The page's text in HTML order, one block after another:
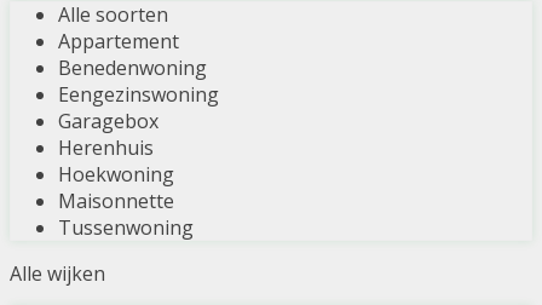
Alle soorten
Appartement
Benedenwoning
Eengezinswoning
Garagebox
Herenhuis
Hoekwoning
Maisonnette
Tussenwoning
Alle wijken